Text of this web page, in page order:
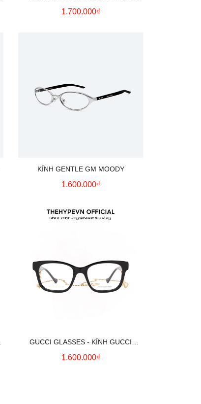
(BLACK)
1.700.000₫
KÍNH GENTLE GM MOODY
1.600.000₫
GUCCI GLASSES - KÍNH GUCCI
GG1025O 003 WITH DETACHABLE
1.600.000₫